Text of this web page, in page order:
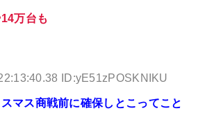
万台も
ID:yE51zPOSKNIKU
マス商戦前に確保しとこってこと